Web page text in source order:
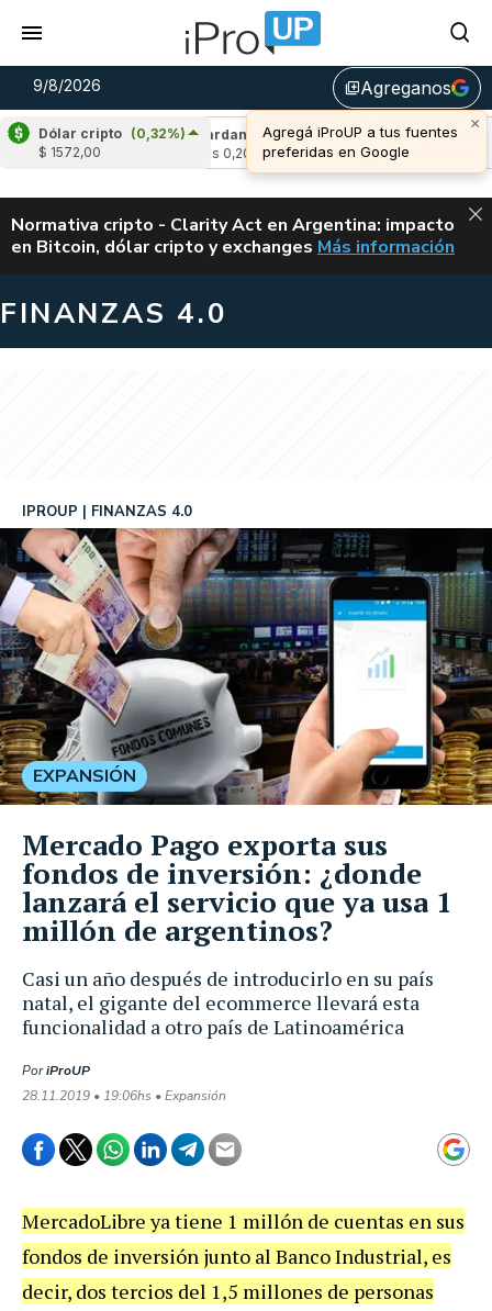
9/8/2026 library_addAgreganos
×
Agregá iProUP a tus fuentes
preferidas en Google
Dólar cripto (0,32%)
$ 1572,00
(-0,33%)
Cardano
(-1,27%)
u$s 0,20
Avalanche
u$s 6,49
ALERTA
Normativa cripto - Clarity Act en Argentina: impacto
en Bitcoin, dólar cripto y exchanges CLARITY ACT EN
Más información
FINANZAS 4.0
Casi un año después de introducirlo en su país
natal, el gigante del ecommerce llevará esta
funcionalidad a otro país de Latinoamérica
IPROUP FINANZAS 4.0
PoriProUP
28.11.2019 • 19:06hs • Expansión
EXPANSIÓN
Mercado Pago exporta sus
fondos de inversión: ¿donde
lanzará el servicio que ya usa 1
millón de argentinos?
MercadoLibre ya tiene 1 millón de cuentas en sus
fondos de inversión junto al Banco Industrial, es
decir, dos tercios del 1,5 millones de personas